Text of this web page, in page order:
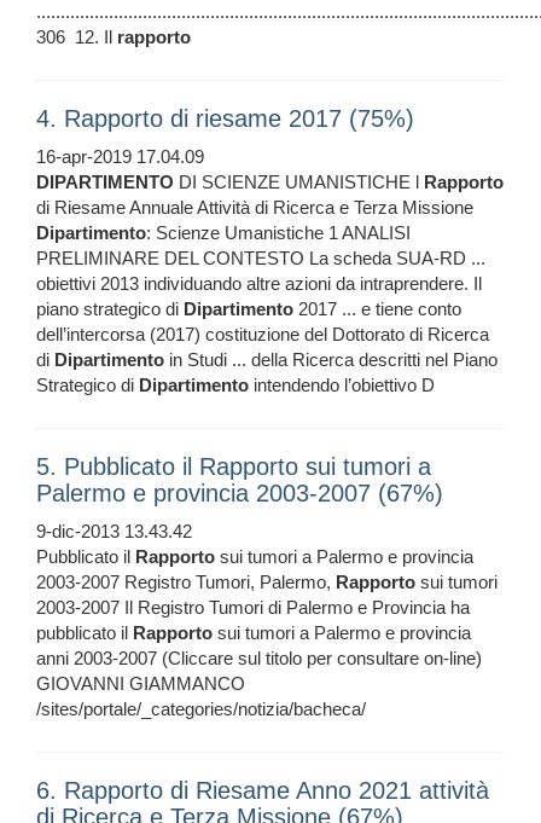
306 12. Il rapporto
4. Rapporto di riesame 2017 (75%)
16-apr-2019 17.04.09
DIPARTIMENTO DI SCIENZE UMANISTICHE l Rapporto
di Riesame Annuale Attività di Ricerca e Terza Missione
Dipartimento: Scienze Umanistiche 1 ANALISI
PRELIMINARE DEL CONTESTO La scheda SUA-RD ...
obiettivi 2013 individuando altre azioni da intraprendere. Il
piano strategico di Dipartimento 2017 ... e tiene conto
dell’intercorsa (2017) costituzione del Dottorato di Ricerca
di Dipartimento in Studi ... della Ricerca descritti nel Piano
Strategico di Dipartimento intendendo l’obiettivo D
5. Pubblicato il Rapporto sui tumori a
Palermo e provincia 2003-2007 (67%)
9-dic-2013 13.43.42
Pubblicato il Rapporto sui tumori a Palermo e provincia
2003-2007 Registro Tumori, Palermo, Rapporto sui tumori
2003-2007 Il Registro Tumori di Palermo e Provincia ha
pubblicato il Rapporto sui tumori a Palermo e provincia
anni 2003-2007 (Cliccare sul titolo per consultare on-line)
GIOVANNI GIAMMANCO
/sites/portale/_categories/notizia/bacheca/
6. Rapporto di Riesame Anno 2021 attività
di Ricerca e Terza Missione (67%)